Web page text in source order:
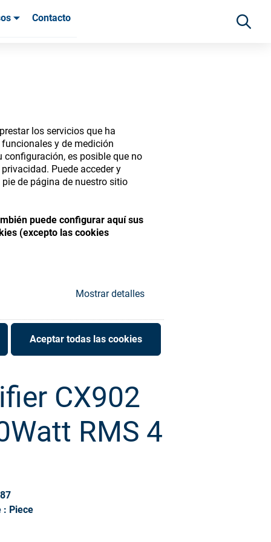
los servicios que ha
y de medición
configuración, es posible que no
Puede acceder y
de página de nuestro sitio
puede configurar aquí sus
(excepto las cookies
Mostrar detalles
Aceptar todas las cookies
Contacto
range of ophthalmic
CX902
RMS 4
: Piece